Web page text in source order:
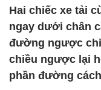
Hai chiếc xe tải
ngay dưới chân
đường ngược
chiều ngược lại
phần đường